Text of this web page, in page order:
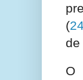
(24
de
O